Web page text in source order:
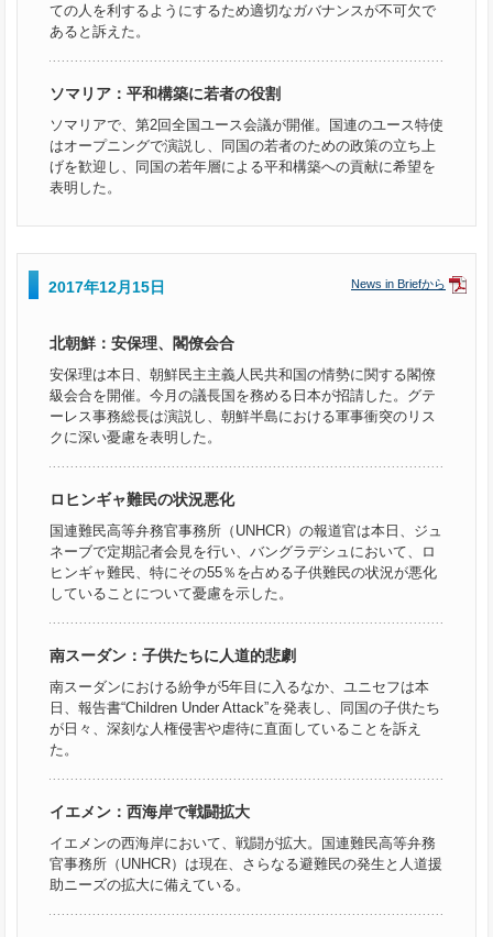
ての人を利するようにするため適切なガバナンスが不可欠で
あると訴えた。
ソマリア：平和構築に若者の役割
ソマリアで、第2回全国ユース会議が開催。国連のユース特使
はオープニングで演説し、同国の若者のための政策の立ち上
げを歓迎し、同国の若年層による平和構築への貢献に希望を
表明した。
2017年12月15日 News in Briefから
北朝鮮：安保理、閣僚会合
安保理は本日、朝鮮民主主義人民共和国の情勢に関する閣僚
級会合を開催。今月の議長国を務める日本が招請した。グテ
ーレス事務総長は演説し、朝鮮半島における軍事衝突のリス
クに深い憂慮を表明した。
ロヒンギャ難民の状況悪化
国連難民高等弁務官事務所（UNHCR）の報道官は本日、ジュ
ネーブで定期記者会見を行い、バングラデシュにおいて、ロ
ヒンギャ難民、特にその55％を占める子供難民の状況が悪化
していることについて憂慮を示した。
南スーダン：子供たちに人道的悲劇
南スーダンにおける紛争が5年目に入るなか、ユニセフは本
日、報告書“Children Under Attack”を発表し、同国の子供たち
が日々、深刻な人権侵害や虐待に直面していることを訴え
た。
イエメン：西海岸で戦闘拡大
イエメンの西海岸において、戦闘が拡大。国連難民高等弁務
官事務所（UNHCR）は現在、さらなる避難民の発生と人道援
助ニーズの拡大に備えている。